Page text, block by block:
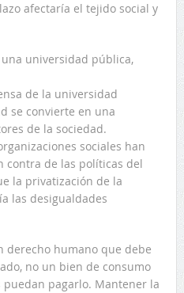
afectaría el tejido social y
universidad pública,
de la universidad
se convierte en una
de la sociedad.
sociales han
contra de las políticas del
la privatización de la
las desigualdades
derecho humano que debe
no un bien de consumo
pagarlo. Mantener la